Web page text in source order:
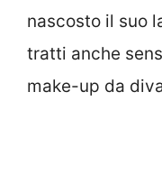
nascosto il suo
tratti anche
make-up da